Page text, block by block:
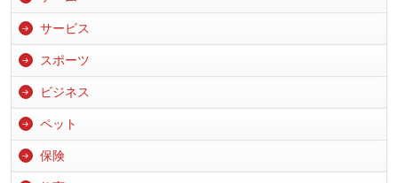
サービス
スポーツ
ビジネス
ペット
保険